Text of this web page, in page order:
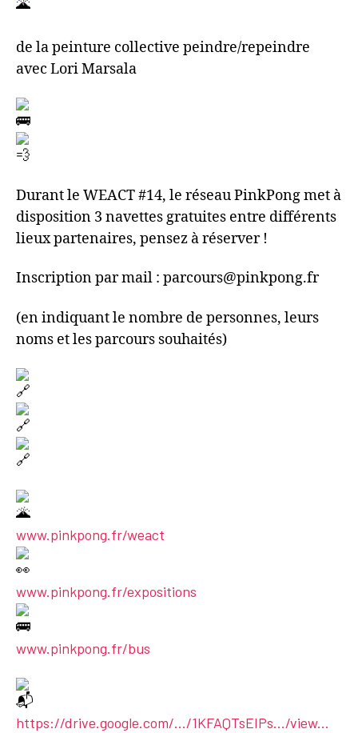
de la peinture collective peindre/repeindre
avec Lori Marsala
Durant le WEACT #14, le réseau PinkPong met à
disposition 3 navettes gratuites entre différents
lieux partenaires, pensez à réserver !
Inscription par mail : parcours@pinkpong.fr
(en indiquant le nombre de personnes, leurs
noms et les parcours souhaités)
www.pinkpong.fr/weact
www.pinkpong.fr/expositions
www.pinkpong.fr/bus
https://drive.google.com/.../1KFAQTsEIPs.../view...